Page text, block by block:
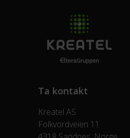
Ta kontakt
Kreatel AS
Folkvordveien 11